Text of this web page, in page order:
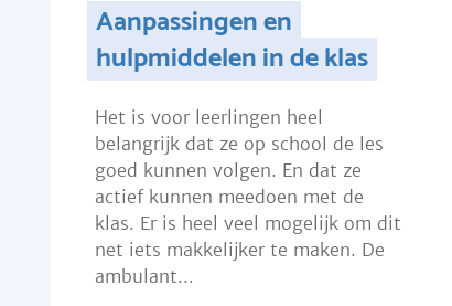
Aanpassingen en
hulpmiddelen in de klas
Het is voor leerlingen heel
belangrijk dat ze op school de les
goed kunnen volgen. En dat ze
actief kunnen meedoen met de
klas. Er is heel veel mogelijk om dit
net iets makkelijker te maken. De
ambulant...